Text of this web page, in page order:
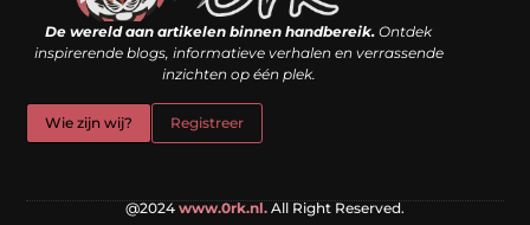
De wereld aan artikelen binnen handbereik. Ontdek
inspirerende blogs, informatieve verhalen en verrassende
inzichten op één plek.
Wie zijn wij? Registreer
@2024 www.0rk.nl. All Right Reserved.